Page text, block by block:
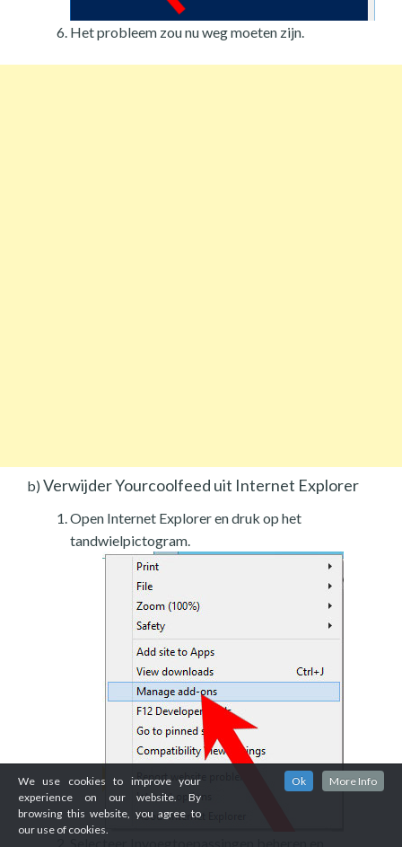
Het probleem zou nu weg moeten zijn.
b) Verwijder Yourcoolfeed uit Internet Explorer
Open Internet Explorer en druk op het
tandwielpictogram.
We use cookies to improve your
experience on our website. By
browsing this website, you agree to
our use of cookies.
Ok More Info